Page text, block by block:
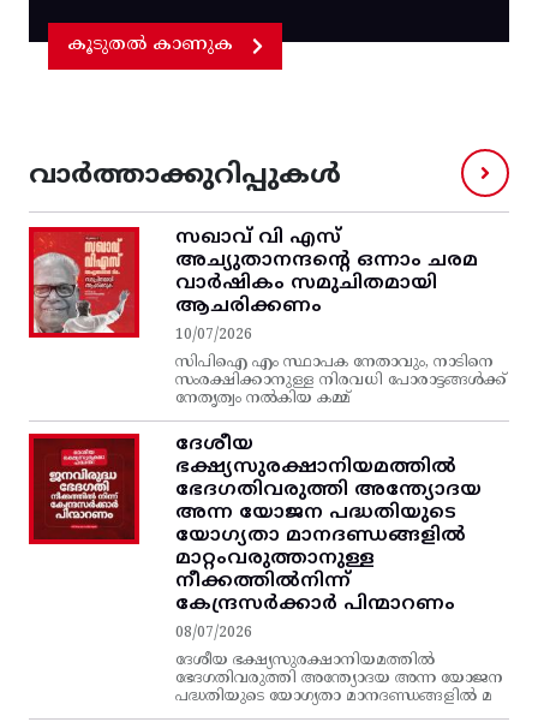
കൂടുതൽ കാണുക
വാർത്താക്കുറിപ്പുകൾ
സഖാവ് വി എസ്‌
അച്യുതാനന്ദന്റെ ഒന്നാം ചരമ
വാര്‍ഷികം സമുചിതമായി
ആചരിക്കണം
10/07/2026
സിപിഐ എം സ്ഥാപക നേതാവും, നാടിനെ
സംരക്ഷിക്കാനുള്ള നിരവധി പോരാട്ടങ്ങള്‍ക്ക്‌
നേതൃത്വം നല്‍കിയ കമ്മ്
ദേശീയ
ഭക്ഷ്യസുരക്ഷാനിയമത്തിൽ
ഭേദഗതിവരുത്തി അന്ത്യോദയ
അന്ന യോജന പദ്ധതിയുടെ
യോഗ്യതാ മാനദണ്ഡങ്ങളിൽ
മാറ്റംവരുത്താനുള്ള
നീക്കത്തിൽനിന്ന്‌
കേന്ദ്രസർക്കാർ പിന്മാറണം
08/07/2026
ദേശീയ ഭക്ഷ്യസുരക്ഷാനിയമത്തിൽ
ഭേദഗതിവരുത്തി അന്ത്യോദയ അന്ന യോജന
പദ്ധതിയുടെ യോഗ്യതാ മാനദണ്ഡങ്ങളിൽ മ